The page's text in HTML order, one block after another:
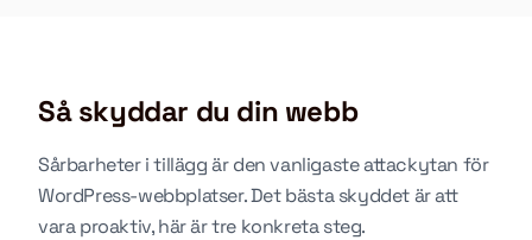
Så skyddar du din webb
Sårbarheter i tillägg är den vanligaste attackytan för
WordPress-webbplatser. Det bästa skyddet är att
vara proaktiv, här är tre konkreta steg.